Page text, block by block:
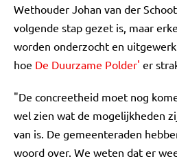
Wethouder Johan van der
volgende stap gezet is, maar
worden onderzocht en
hoe De Duurzame Polder' er
"De concreetheid moet nog
wel zien wat de mogelijkheden
van is. De gemeenteraden
woord over. We weten dat er